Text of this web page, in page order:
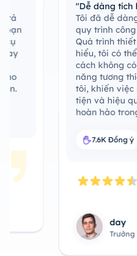
"Dễ dàng tích hợp với
Tôi đã dễ dàng tích hợp
quy trình công việc hiện
Quá trình thiết lập rất
hiểu, tôi có thể vận hành
cách không có vấn đề.
năng tương thích với
tôi, khiến việc này trở
tiện và hiệu quả. Đây là
hoàn hảo trong quy trình
7.6K Đồng ý
4.8
day
Trưởng nhóm sản